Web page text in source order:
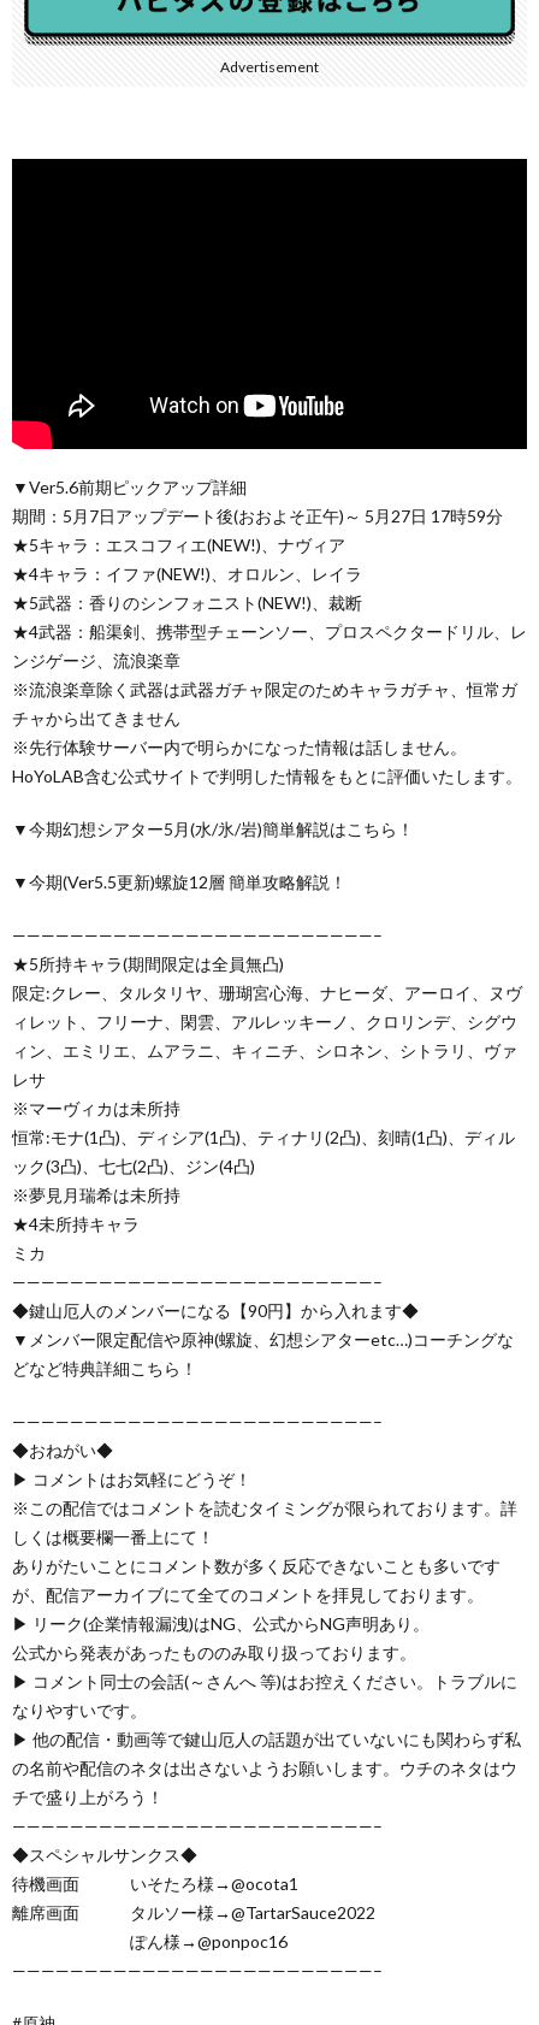
Advertisement
▼Ver5.6前期ピックアップ詳細
期間：5月7日アップデート後(おおよそ正午)～ 5月27日 17時59分
★5キャラ：エスコフィエ(NEW!)、ナヴィア
★4キャラ：イファ(NEW!)、オロルン、レイラ
★5武器：香りのシンフォニスト(NEW!)、裁断
★4武器：船渠剣、携帯型チェーンソー、プロスペクタードリル、レ
ンジゲージ、流浪楽章
※流浪楽章除く武器は武器ガチャ限定のためキャラガチャ、恒常ガ
チャから出てきません
※先行体験サーバー内で明らかになった情報は話しません。
HoYoLAB含む公式サイトで判明した情報をもとに評価いたします。
▼今期幻想シアター5月(水/氷/岩)簡単解説はこちら！
▼今期(Ver5.5更新)螺旋12層 簡単攻略解説！
—————————————————————————–
★5所持キャラ(期間限定は全員無凸)
限定:クレー、タルタリヤ、珊瑚宮心海、ナヒーダ、アーロイ、ヌヴ
ィレット、フリーナ、閑雲、アルレッキーノ、クロリンデ、シグウ
ィン、エミリエ、ムアラニ、キィニチ、シロネン、シトラリ、ヴァ
レサ
※マーヴィカは未所持
恒常:モナ(1凸)、ディシア(1凸)、ティナリ(2凸)、刻晴(1凸)、ディル
ック(3凸)、七七(2凸)、ジン(4凸)
※夢見月瑞希は未所持
★4未所持キャラ
ミカ
—————————————————————————–
◆鍵山厄人のメンバーになる【90円】から入れます◆
▼メンバー限定配信や原神(螺旋、幻想シアターetc…)コーチングな
どなど特典詳細こちら！
—————————————————————————–
◆おねがい◆
▶ コメントはお気軽にどうぞ！
※この配信ではコメントを読むタイミングが限られております。詳
しくは概要欄一番上にて！
ありがたいことにコメント数が多く反応できないことも多いです
が、配信アーカイブにて全てのコメントを拝見しております。
▶ リーク(企業情報漏洩)はNG、公式からNG声明あり。
公式から発表があったもののみ取り扱っております。
▶ コメント同士の会話(～さんへ 等)はお控えください。トラブルに
なりやすいです。
▶ 他の配信・動画等で鍵山厄人の話題が出ていないにも関わらず私
の名前や配信のネタは出さないようお願いします。ウチのネタはウ
チで盛り上がろう！
—————————————————————————–
◆スペシャルサンクス◆
待機画面 いそたろ様→@ocota1
離席画面 タルソー様→@TartarSauce2022
ぽん様→@ponpoc16
—————————————————————————–